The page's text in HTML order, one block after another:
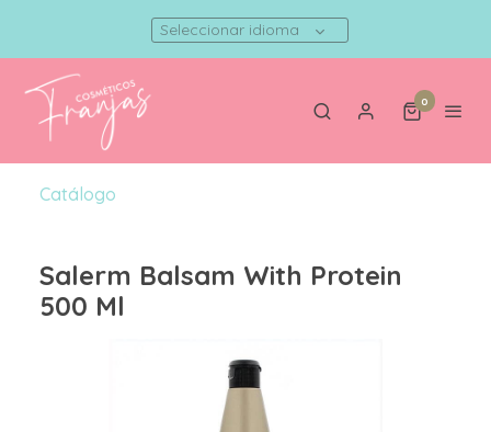
Seleccionar idioma
0
Catálogo
Salerm Balsam With Protein
500 Ml